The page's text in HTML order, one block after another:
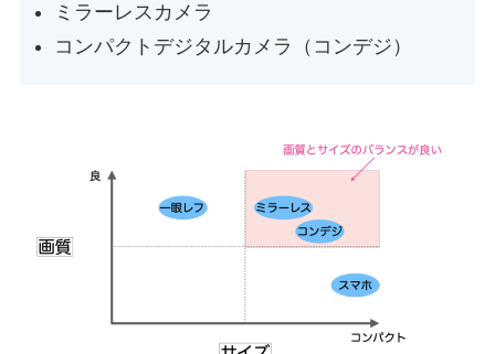
ミラーレスカメラ
コンパクトデジタルカメラ（コンデジ）